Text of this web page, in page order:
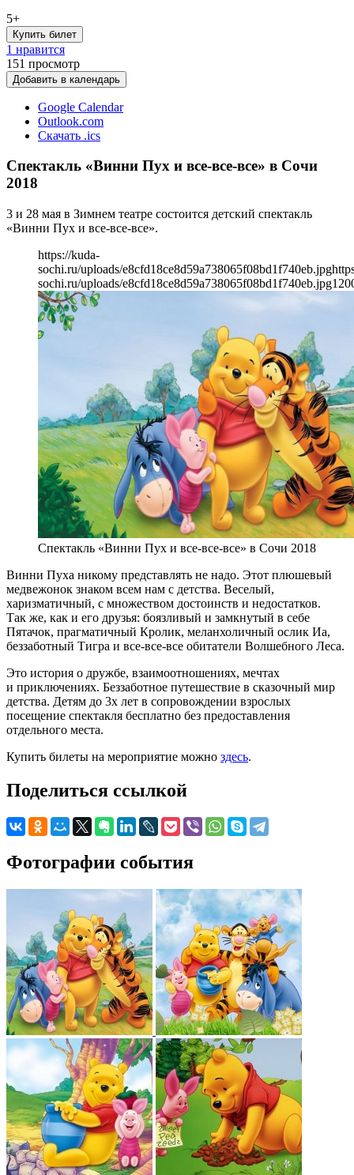
5+
Купить билет
1 нравится
151 просмотр
Добавить в календарь
Google Calendar
Outlook.com
Скачать .ics
Спектакль «Винни Пух и все-все-все» в Сочи
2018
3 и 28 мая в Зимнем театре состоится детский спектакль
«Винни Пух и все-все-все».
https://kuda-
sochi.ru/uploads/e8cfd18ce8d59a738065f08bd1f740eb.jpg
sochi.ru/uploads/e8cfd18ce8d59a738065f08bd1f740eb.jpg
Спектакль «Винни Пух и все-все-все» в Сочи 2018
Винни Пуха никому представлять не надо. Этот плюшевый
медвежонок знаком всем нам с детства. Веселый,
харизматичный, с множеством достоинств и недостатков.
Так же, как и его друзья: боязливый и замкнутый в себе
Пятачок, прагматичный Кролик, меланхоличный ослик Иа,
беззаботный Тигра и все-все-все обитатели Волшебного Леса.
Это история о дружбе, взаимоотношениях, мечтах
и приключениях. Беззаботное путешествие в сказочный мир
детства. Детям до 3х лет в сопровождении взрослых
посещение спектакля бесплатно без предоставления
отдельного места.
Купить билеты на мероприятие можно здесь.
Поделиться ссылкой
Фотографии события